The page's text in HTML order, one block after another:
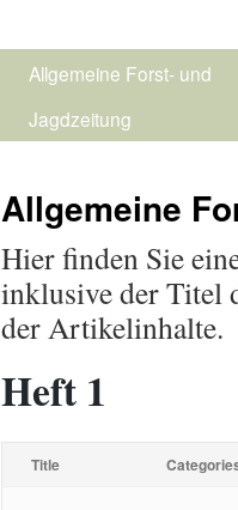
Allgemeine Forst- und
Jagdzeitung
Allgemeine
Hier finden Sie
inklusive der Titel
der Artikelinhalte.
Heft 1
Title